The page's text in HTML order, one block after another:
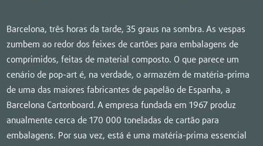
Barcelona, três horas da tarde, 35 graus na sombra. As vespas
zumbem ao redor dos feixes de cartões para embalagens de
comprimidos, feitas de material composto. O que parece um
cenário de pop-art é, na verdade, o armazém de matéria-prima
de uma das maiores fabricantes de papelão de Espanha, a
Barcelona Cartonboard. A empresa fundada em 1967 produz
anualmente cerca de 170 000 toneladas de cartão para
embalagens. Por sua vez, está é uma matéria-prima essencial